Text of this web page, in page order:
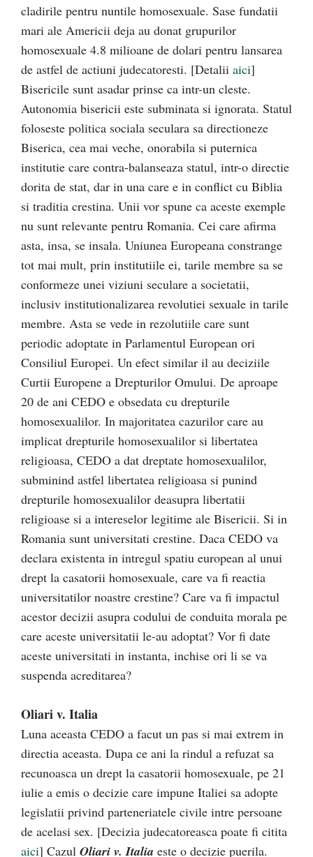
cladirile pentru nuntile homosexuale. Sase fundatii
mari ale Americii deja au donat grupurilor
homosexuale 4.8 milioane de dolari pentru lansarea
de astfel de actiuni judecatoresti. [Detalii aici]
Bisericile sunt asadar prinse ca intr-un cleste.
Autonomia bisericii este subminata si ignorata. Statul
foloseste politica sociala seculara sa directioneze
Biserica, cea mai veche, onorabila si puternica
institutie care contra-balanseaza statul, intr-o directie
dorita de stat, dar in una care e in conflict cu Biblia
si traditia crestina. Unii vor spune ca aceste exemple
nu sunt relevante pentru Romania. Cei care afirma
asta, insa, se insala. Uniunea Europeana constrange
tot mai mult, prin institutiile ei, tarile membre sa se
conformeze unei viziuni seculare a societatii,
inclusiv institutionalizarea revolutiei sexuale in tarile
membre. Asta se vede in rezolutiile care sunt
periodic adoptate in Parlamentul European ori
Consiliul Europei. Un efect similar il au deciziile
Curtii Europene a Drepturilor Omului. De aproape
20 de ani CEDO e obsedata cu drepturile
homosexualilor. In majoritatea cazurilor care au
implicat drepturile homosexualilor si libertatea
religioasa, CEDO a dat dreptate homosexualilor,
subminind astfel libertatea religioasa si punind
drepturile homosexualilor deasupra libertatii
religioase si a intereselor legitime ale Bisericii. Si in
Romania sunt universitati crestine. Daca CEDO va
declara existenta in intregul spatiu european al unui
drept la casatorii homosexuale, care va fi reactia
universitatilor noastre crestine? Care va fi impactul
acestor decizii asupra codului de conduita morala pe
care aceste universitatii le-au adoptat? Vor fi date
aceste universitati in instanta, inchise ori li se va
suspenda acreditarea?
Oliari v. Italia
Luna aceasta CEDO a facut un pas si mai extrem in
directia aceasta. Dupa ce ani la rindul a refuzat sa
recunoasca un drept la casatorii homosexuale, pe 21
iulie a emis o decizie care impune Italiei sa adopte
legislatii privind parteneriatele civile intre persoane
de acelasi sex. [Decizia judecatoreasca poate fi citita
aici] Cazul Oliari v. Italia este o decizie puerila.